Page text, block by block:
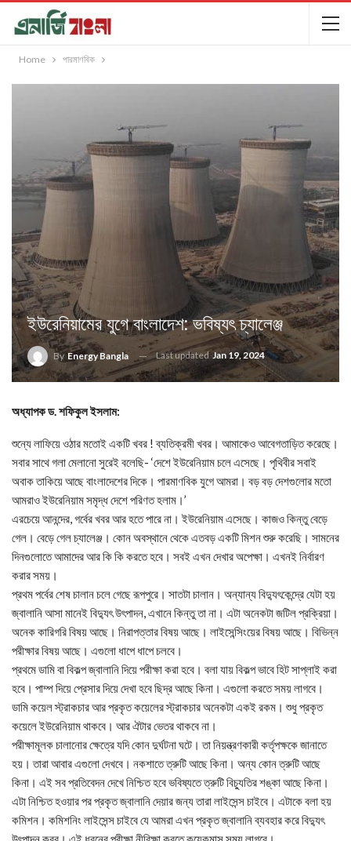
Home পারমাণবিক
ইউরেনিয়ামের যুগে বাংলাদেশ: ভবিষ্যৎ চ্যালেঞ্জ
By Energy Bangla Last updated Jan 19, 2024
অধ্যাপক ড. শফিকুল ইসলাম:
শুন্যে লাফিয়ে ওঠার মতোই একটি খবর ! ব্যতিক্রমী খবর। আমাকেও আবেগতাড়িত করেছে।
সবার সাথে গলা মেলানো সুরেই বলেছি- ‘দেশে ইউরেনিয়াম চলে এসেছে। পৃথিবীর সবাই
অবাক তাকিয়ে আছে বাংলাদেশের দিকে। পারমাণবিক যুগে আমরা। বড় বড় দেশগুলোর মতো
আমরাও ইউরেনিয়াম সমৃদ্ধ দেশে পরিণত হলাম।’
এরচেয়ে আনন্দের, গর্বের খবর আর হতে পারে না। ইউরেনিয়াম এসেছে। কাজও কিন্তু বেড়ে
গেল। বেড়ে গেল চ্যালেঞ্জ। কোন অবস্থানে থেকে এতবড় একটি মিশন শুরু করেছি। সামনের
দিনগুলোতে আমাদের আর কি কি করতে হবে। সবই এখন দেখার অপেক্ষা। এখনই নির্বারণ
করার সময়।
প্রথম পর্বের শেষ চালান চলে গেছে রূপপুরে। সাতটা চালান। অন্যান্য বিদ্যুৎকেন্দ্রে যেটা হয়
জ্বালানি আসা মানেই বিদ্যুৎ উৎপাদন, এখানে কিন্তু তা না। এটা অনেকটা জটিল প্রক্রিয়া।
অনেক কারিগরি বিষয় আছে। নিরাপত্তার বিষয় আছে। লাইসেন্সিংয়ের বিষয় আছে। বিভিন্ন
পরীক্ষার বিষয় আছে। এগুলো ধাপে ধাপে চলবে।
প্রথমে ডামি বা বিকল্প জ্বালানি দিয়ে পরীক্ষা করা হবে। বলা যায় বিকল্প ভাবে হিট সাপ্লাই করা
হবে। পাম্প দিয়ে প্রেসার দিয়ে দেখা হবে ছিদ্র আছে কিনা। এগুলো করতে সময় লাগবে।
ডামি কয়েল স্ট্রাকচার আর প্রকৃত কয়েলের স্ট্রাকচার অনেকটা একই রকম। শুধু প্রকৃত
কয়েলে ইউরেনিয়াম থাকবে। আর ঐটার ভেতর থাকবে না।
পরীক্ষামূলক চালানোর ক্ষেত্রে যদি কোন দুর্ঘটনা ঘটে। তা নিয়ন্ত্রণকারী কর্তৃপক্ষকে জানাতে
হয়। তারা আবার এগুলো দেখবে। নকশাতে ত্রুটি আছে কিনা। অন্য কোন ত্রুটি আছে
কিনা। এই সব প্রতিবেদন দেখে নিশ্চিত হবে ভবিষ্যতে ত্রুটি বিচ্যুতির শঙ্কা আছে কিনা।
এটা নিশ্চিত হওয়ার পর প্রকৃত জ্বালানি দেয়ার জন্য তারা লাইসেন্স চাইবে। এটাকে বলা হয়
কমিশন। কমিশনিং লাইসেন্স চাইবে যে আমরা এখন প্রকৃত জ্বালানি ব্যবহার করে বিদ্যুৎ